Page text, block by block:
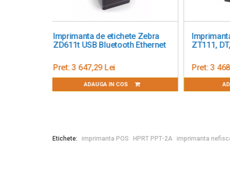
Imprimanta de etichete Brother
TD-4520DN
Pret:3 252,76 Lei
ADAUGA IN COS
Etichete: imprimanta POS HPRT PPT-2A imprimanta